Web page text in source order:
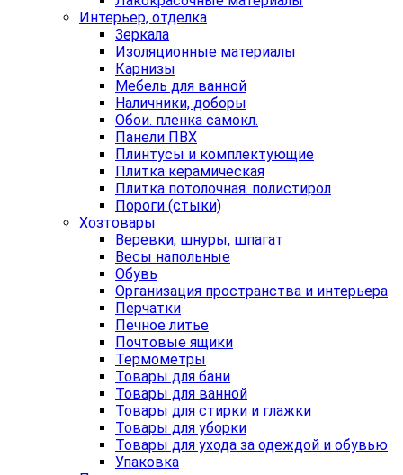
Интерьер, отделка
Зеркала
Изоляционные материалы
Карнизы
Мебель для ванной
Наличники, доборы
Обои. пленка самокл.
Панели ПВХ
Плинтусы и комплектующие
Плитка керамическая
Плитка потолочная. полистирол
Пороги (стыки)
Хозтовары
Веревки, шнуры, шпагат
Весы напольные
Обувь
Организация пространства и интерьера
Перчатки
Печное литье
Почтовые ящики
Термометры
Товары для бани
Товары для ванной
Товары для стирки и глажки
Товары для уборки
Товары для ухода за одеждой и обувью
Упаковка